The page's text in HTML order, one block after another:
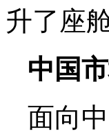
升了座
中国
面向